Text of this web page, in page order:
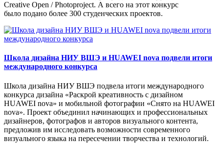
Creative Open / Photoproject. А всего на этот конкурс
было подано более 300 студенческих проектов.
Школа дизайна НИУ ВШЭ и HUAWEI nova подвели итоги
международного конкурса
Школа дизайна НИУ ВШЭ подвела итоги международного
конкурса дизайна «Раскрой креативность с дизайном
HUAWEI nova» и мобильной фотографии «Снято на HUAWEI
nova». Проект объединил начинающих и профессиональных
дизайнеров, фотографов и авторов визуального контента,
предложив им исследовать возможности современного
визуального языка на пересечении творчества и технологий.